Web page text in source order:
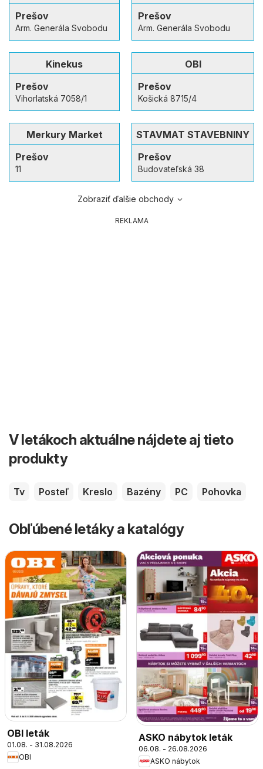
Prešov
Arm. Generála Svobodu
Prešov
Arm. Generála Svobodu
Kinekus
Prešov
Vihorlatská 7058/1
OBI
Prešov
Košická 8715/4
Merkury Market
Prešov
11
STAVMAT STAVEBNINY
Prešov
Budovateľská 38
Zobraziť ďalšie obchody
REKLAMA
V letákoch aktuálne nájdete aj tieto
produkty
Tv Posteľ Kreslo Bazény PC Pohovka
Obľúbené letáky a katalógy
OBI leták
01.08. - 31.08.2026
OBI
ASKO nábytok leták
06.08. - 26.08.2026
ASKO nábytok